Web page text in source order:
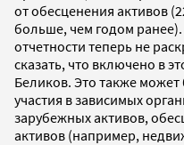
от обесценения активов
больше, чем годом
отчетности теперь не
сказать, что включено в
Беликов. Это также
участия в зависимых
зарубежных активов,
активов (например,